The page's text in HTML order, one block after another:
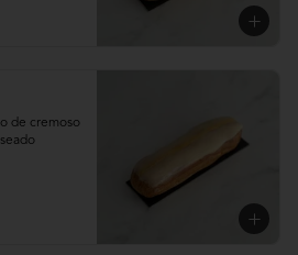
de cremoso